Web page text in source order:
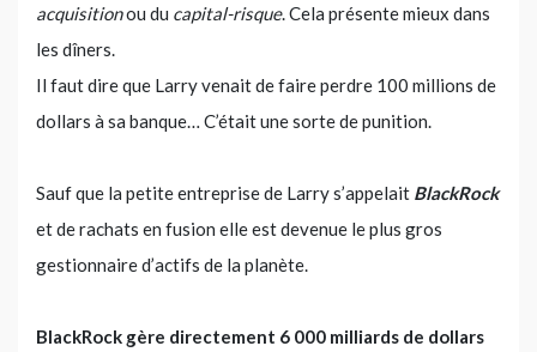
acquisitionou du capital-risque. Cela présente mieux dans
les dîners.
Il faut dire que Larry venait de faire perdre 100 millions de
dollars à sa banque… C’était une sorte de punition.
Sauf que la petite entreprise de Larry s’appelait BlackRock
et de rachats en fusion elle est devenue le plus gros
gestionnaire d’actifs de la planète.
BlackRock gère directement 6 000 milliards de dollars